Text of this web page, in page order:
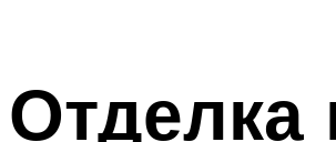
Отделка